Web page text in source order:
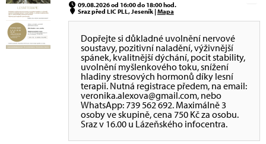
09.08.2026 od 16:00 do 18:00 hod.
Sraz před LIC PLL, Jeseník |Mapa
Dopřejte si důkladné uvolnění nervové
soustavy, pozitivní naladění, výživnější
spánek, kvalitnější dýchání, pocit stability,
uvolnění myšlenkového toku, snížení
hladiny stresových hormonů díky lesní
terapii. Nutná registrace předem, na email:
veronika.alexova@gmail.com, nebo
WhatsApp: 739 562 692. Maximálně 3
osoby ve skupině, cena 750 Kč za osobu.
Sraz v 16.00 u Lázeňského infocentra.